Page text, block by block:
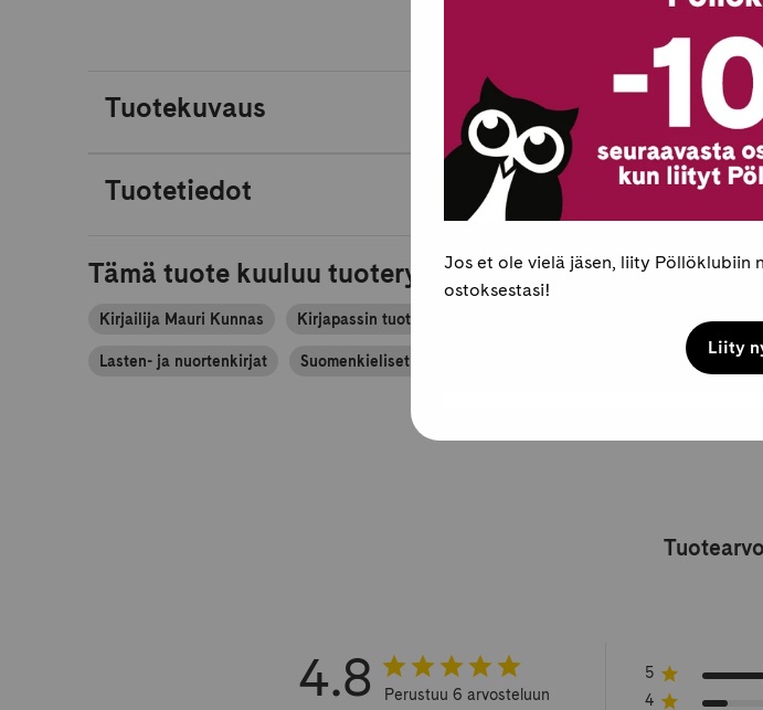
Tuotekuvaus
Tuotetiedot
Tämä tuote kuuluu tuoteryhmiin
Kirjailija Mauri Kunnas Kirjapassin tuoteryhmät Kortit ja paketointi
Lasten- ja nuortenkirjat Suomenkieliset lasten- ja nuortenkirjat
4.8 Perustuu 6 arvosteluun
5
4
Jos et ole vielä jäsen, liity Pöllöklubiin
ostoksestasi!
Liity